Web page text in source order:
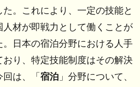
。これにより、一定の技能と
材が即戦力として働くことが
日本の宿泊分野における人手
り、特定技能制度はその解決
回は、「宿泊 」分野について、